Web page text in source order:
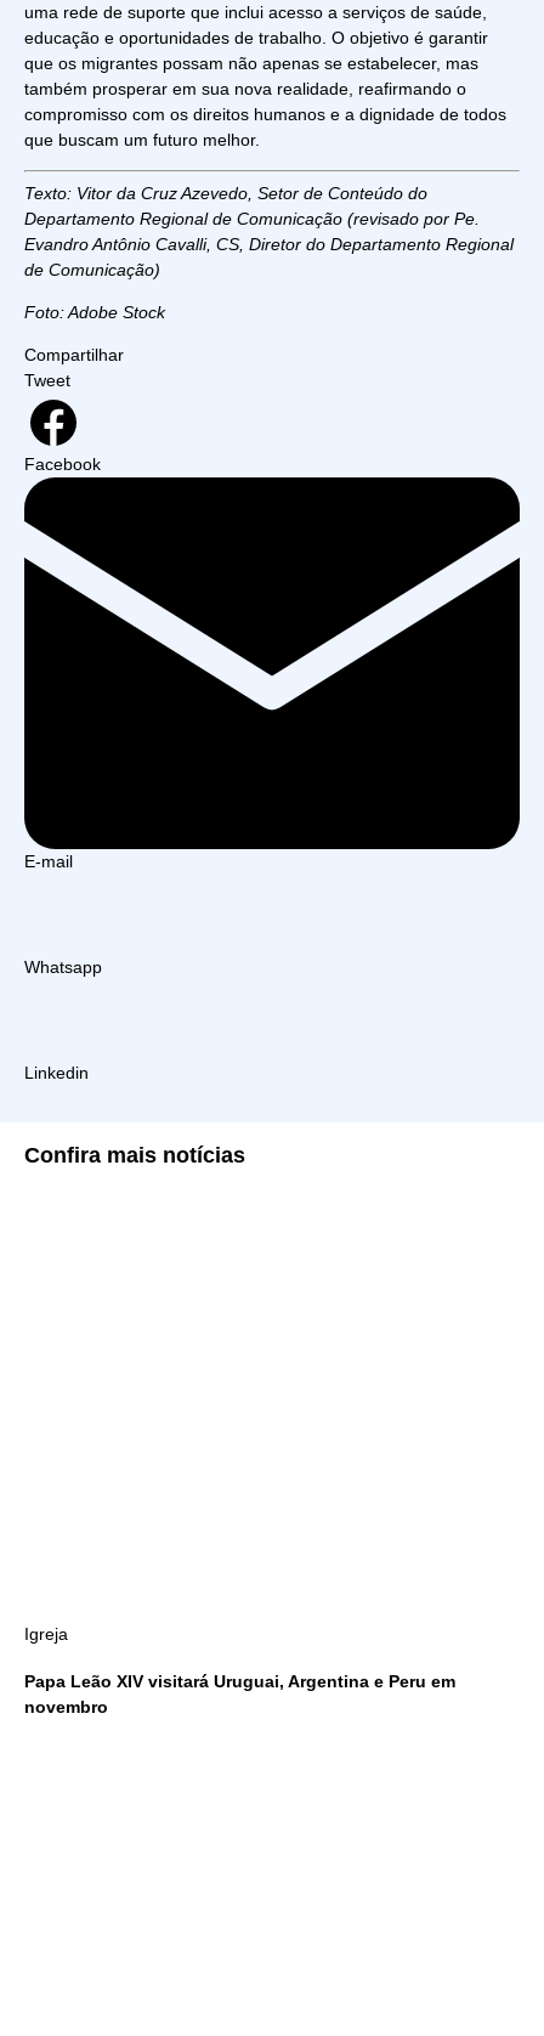
uma rede de suporte que inclui acesso a serviços de saúde,
educação e oportunidades de trabalho. O objetivo é garantir
que os migrantes possam não apenas se estabelecer, mas
também prosperar em sua nova realidade, reafirmando o
compromisso com os direitos humanos e a dignidade de todos
que buscam um futuro melhor.
Texto: Vitor da Cruz Azevedo, Setor de Conteúdo do
Departamento Regional de Comunicação (revisado por Pe.
Evandro Antônio Cavalli, CS, Diretor do Departamento Regional
de Comunicação)
Foto: Adobe Stock
Compartilhar
Tweet
Facebook
E-mail
Whatsapp
Linkedin
Confira mais notícias
Igreja
Papa Leão XIV visitará Uruguai, Argentina e Peru em
novembro